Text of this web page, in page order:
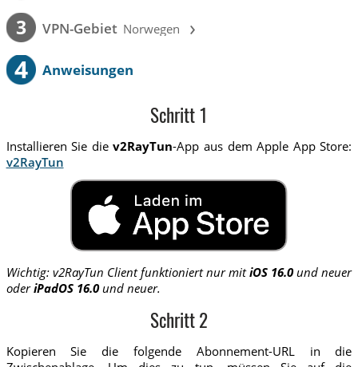
3 VPN-Gebiet Norwegen ›
4 Anweisungen
Schritt 1
Installieren Sie diev2RayTun-App aus dem Apple App Store:
v2RayTun
Wichtig: v2RayTun Client funktioniert nur mitiOS 16.0und neuer
oderiPadOS 16.0und neuer.
Schritt 2
Kopieren Sie die folgende Abonnement-URL in die